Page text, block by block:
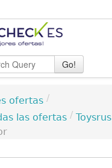
Go!
ofertas /
las ofertas / Toysrus